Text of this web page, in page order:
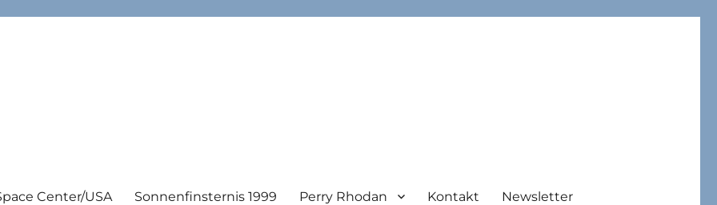
Center/USA Sonnenfinsternis 1999 Perry Rhodan Kontakt Newsletter